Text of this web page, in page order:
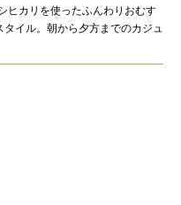
ヒカリを使ったふんわりおむす
イル。朝から夕方までのカジュ